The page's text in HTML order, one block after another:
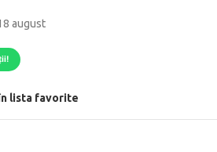
august
lista favorite